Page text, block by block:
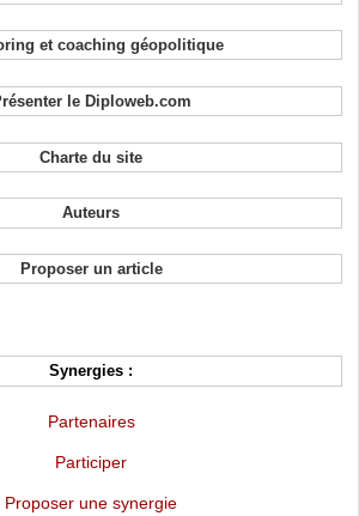
et coaching géopolitique
le Diploweb.com
Charte du site
Auteurs
Proposer un article
Synergies :
Partenaires
Participer
Proposer une synergie